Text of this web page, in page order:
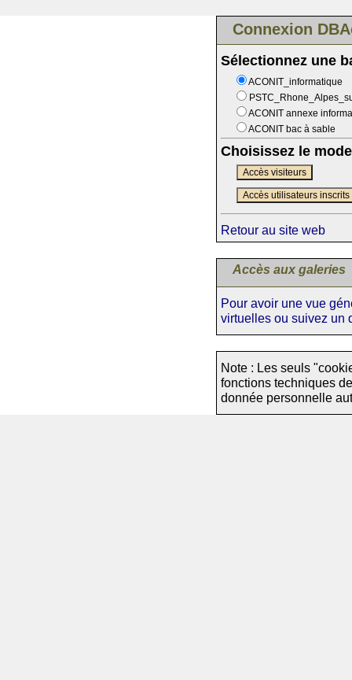
Connexion
Sélectionnez une
ACONIT_informatique
ACONIT annexe
ACONIT bac à sable
Choisissez le
Accès visiteurs
Accès utilisateurs inscrits
Retour au site web
Accès aux galeries
Pour avoir une vue
virtuelles ou suivez un
Note : Les seuls
fonctions techniques
donnée personnelle